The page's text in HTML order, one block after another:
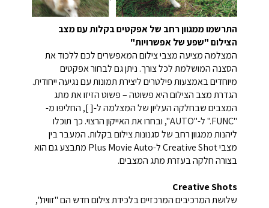
התרשמו ממגוון רחב של אפקטים בקלות עם מצב
הצילום "שפע של אפשרויות"
המצלמה מציעה מצבי צילום המאפשרים לכם ללכוד את
הסצנה המושלמת לכל צורך. ניתן גם לבחור אפקטים
מיוחדים באמצעות פילטרים ליצירת תמונות עם נגיעה ייחודית.
הגדרת מצב הצילום היא פשוטה – פשוט הזיזו את מתג
המצבים שבחלקה העליון של המצלמה ל-[ ], החליפו מ-
"FUNC." ל-"AUTO", ובחרו את האייקון הרצוי. כך תוכלו
ליהנות ממגוון רחב של סגנונות צילום בקלות. המעבר בין
מצבי Creative Shot ל-Plus Movie Auto מתבצע גם הוא
בצורה חלקה בעזרת מתג המצבים.
Creative Shots
שלושת המרכיבים המרכזיים בלכידת צילום חדש הם "זווית",